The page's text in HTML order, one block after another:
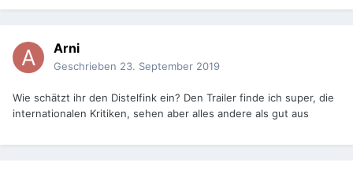
Arni
Geschrieben 23. September 2019
Wie schätzt ihr den Distelfink ein? Den Trailer finde ich super, die
internationalen Kritiken, sehen aber alles andere als gut aus